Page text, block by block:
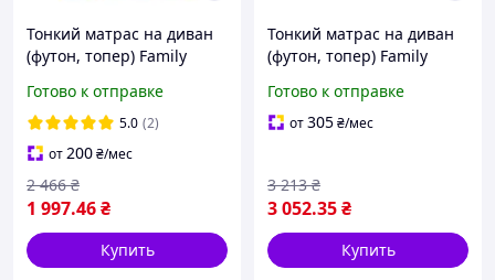
Тонкий матрас на диван
(футон, топер) Family
Готово к отправке
5.0 (2)
от200₴/мес
1 997.46₴
2 466 ₴
Купить
Тонкий матрас на диван
(футон, топер) Family
Готово к отправке
от305₴/мес
3 052.35₴
3 213 ₴
Купить